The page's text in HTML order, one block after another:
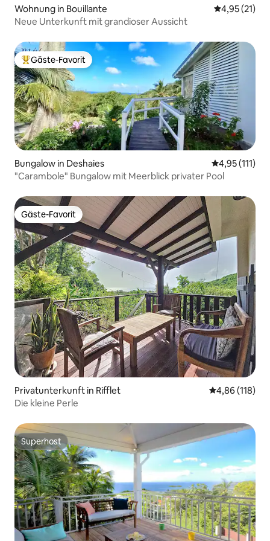
Wohnung in Bouillante
4,95 (21)
Neue Unterkunft mit grandioser Aussicht
Beliebter Gäste-Favorit.
Gäste-Favorit
Bungalow in Deshaies
4,95 (111)
"Carambole" Bungalow mit Meerblick privater Pool
Gäste-Favorit
Gäste-Favorit
Privatunterkunft in Rifflet
4,86 (118)
Die kleine Perle
Superhost
Superhost